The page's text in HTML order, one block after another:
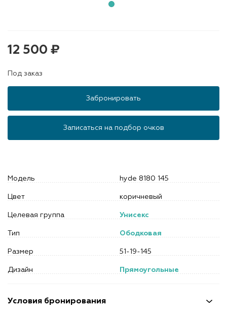
Условия бронирования
12 500 ₽
Под заказ
Забронировать
Записаться на подбор очков
Модель hyde 8180 145
Цвет коричневый
Целевая группа Унисекс
Тип Ободковая
Размер 51-19-145
Дизайн Прямоугольные